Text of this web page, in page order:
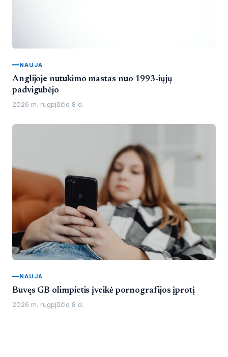
NAUJA
Anglijoje nutukimo mastas nuo 1993-iųjų
padvigubėjo
2026 m. rugpjūčio 8 d.
NAUJA
Buvęs GB olimpietis įveikė pornografijos įprotį
2026 m. rugpjūčio 8 d.